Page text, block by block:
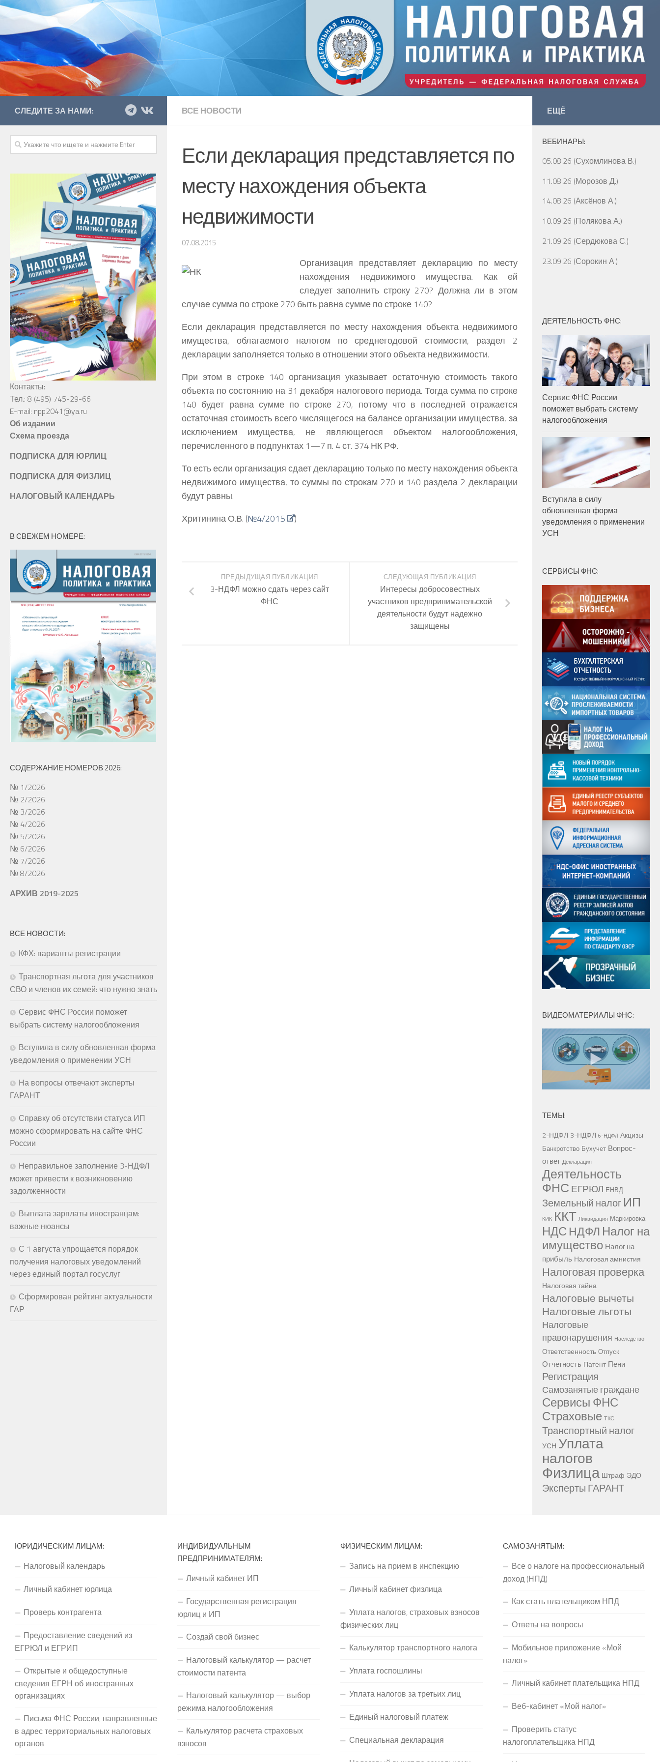
ВСЕ НОВОСТИ
Если декларация представляется по
месту нахождения объекта
недвижимости
07.08.2015
Организация представляет декларацию по месту
нахождения недвижимого имущества. Как ей
следует заполнить строку 270? Должна ли в этом
случае сумма по строке 270 быть равна сумме по строке 140?
Если декларация представляется по месту нахождения объекта недвижимого
имущества, облагаемого налогом по среднегодовой стоимости, раздел 2
декларации заполняется только в отношении этого объекта недвижимости.
При этом в строке 140 организация указывает остаточную стоимость такого
объекта по состоянию на 31 декабря налогового периода. Тогда сумма по строке
140 будет равна сумме по строке 270, потому что в последней отражается
остаточная стоимость всего числящегося на балансе организации имущества, за
исключением имущества, не являющегося объектом налогообложения,
перечисленного в подпунктах 1—7 п. 4 ст. 374 НК РФ.
То есть если организация сдает декларацию только по месту нахождения объекта
недвижимого имущества, то суммы по строкам 270 и 140 раздела 2 декларации
будут равны.
Хритинина О.В. (№4/2015 )
СЛЕДУЮЩАЯ ПУБЛИКАЦИЯ
Интересы добросовестных
участников предпринимательской
деятельности будут надежно
защищены
ПРЕДЫДУЩАЯ ПУБЛИКАЦИЯ
3-НДФЛ можно сдать через сайт
ФНС
СЛЕДИТЕ ЗА НАМИ:
Контакты:
Тел.: 8 (495) 745-29-66
E-mail: npp2041@ya.ru
Об издании
Схема проезда
ПОДПИСКА ДЛЯ ЮРЛИЦ
ПОДПИСКА ДЛЯ ФИЗЛИЦ
НАЛОГОВЫЙ КАЛЕНДАРЬ
В СВЕЖЕМ НОМЕРЕ:
СОДЕРЖАНИЕ НОМЕРОВ 2026:
№ 1/2026
№ 2/2026
№ 3/2026
№ 4/2026
№ 5/2026
№ 6/2026
№ 7/2026
№ 8/2026
АРХИВ 2019-2025
ВСЕ НОВОСТИ:
КФХ: варианты регистрации
Транспортная льгота для участников
СВО и членов их семей: что нужно знать
Сервис ФНС России поможет
выбрать систему налогообложения
Вступила в силу обновленная форма
уведомления о применении УСН
На вопросы отвечают эксперты
ГАРАНТ
Справку об отсутствии статуса ИП
можно сформировать на сайте ФНС
России
Неправильное заполнение 3-НДФЛ
может привести к возникновению
задолженности
Выплата зарплаты иностранцам:
важные нюансы
С 1 августа упрощается порядок
получения налоговых уведомлений
через единый портал госуслуг
Сформирован рейтинг актуальности
ГАР
ЕЩЁ
ВЕБИНАРЫ:
05.08.26 (Сухомлинова В.)
11.08.26 (Морозов Д.)
14.08.26 (Аксёнов А.)
10.09.26 (Полякова А.)
21.09.26 (Сердюкова С.)
23.09.26 (Сорокин А.)
ДЕЯТЕЛЬНОСТЬ ФНС:
Сервис ФНС России
поможет выбрать систему
налогообложения
Вступила в силу
обновленная форма
уведомления о применении
УСН
СЕРВИСЫ ФНС:
ВИДЕОМАТЕРИАЛЫ ФНС:
ТЕМЫ:
2-НДФЛ 3-НДФЛ 6-НДФЛ Акцизы
Банкротство Бухучет Вопрос-
ответ Декларация
Деятельность
ФНС ЕГРЮЛ ЕНВД
Земельный налог ИП
КИК ККТ Ликвидация Маркировка
НДС НДФЛ Налог на
имущество Налог на
прибыль Налоговая амнистия
Налоговая проверка
Налоговая тайна
Налоговые вычеты
Налоговые льготы
Налоговые
правонарушения Наследство
Ответственность Отпуск
Отчетность Патент Пени
Регистрация
Самозанятые граждане
Сервисы ФНС
Страховые ТКС
Транспортный налог
УСН Уплата
налогов
Физлица Штраф ЭДО
Эксперты ГАРАНТ
ЮРИДИЧЕСКИМ ЛИЦАМ:
Налоговый календарь
Личный кабинет юрлица
Проверь контрагента
Предоставление сведений из
ЕГРЮЛ и ЕГРИП
Открытые и общедоступные
сведения ЕГРН об иностранных
организациях
Письма ФНС России, направленные
в адрес территориальных налоговых
органов
ИНДИВИДУАЛЬНЫМ
ПРЕДПРИНИМАТЕЛЯМ:
Личный кабинет ИП
Государственная регистрация
юрлиц и ИП
Создай свой бизнес
Налоговый калькулятор — расчет
стоимости патента
Налоговый калькулятор — выбор
режима налогообложения
Калькулятор расчета страховых
взносов
ФИЗИЧЕСКИМ ЛИЦАМ:
Запись на прием в инспекцию
Личный кабинет физлица
Уплата налогов, страховых взносов
физических лиц
Калькулятор транспортного налога
Уплата госпошлины
Уплата налогов за третьих лиц
Единый налоговый платеж
Специальная декларация
САМОЗАНЯТЫМ:
Все о налоге на профессиональный
доход (НПД)
Как стать плательщиком НПД
Ответы на вопросы
Мобильное приложение «Мой
налог»
Личный кабинет плательщика НПД
Веб-кабинет «Мой налог»
Проверить статус
налогоплательщика НПД